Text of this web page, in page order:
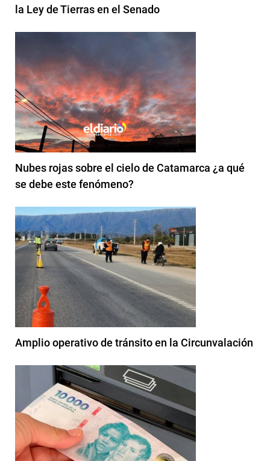
la Ley de Tierras en el Senado
Nubes rojas sobre el cielo de Catamarca ¿a qué
se debe este fenómeno?
Amplio operativo de tránsito en la Circunvalación